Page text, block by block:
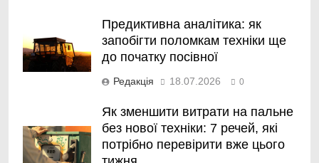
Предиктивна аналітика: як
запобігти поломкам техніки ще
до початку посівної
Редакція 18.07.2026 0
Як зменшити витрати на пальне
без нової техніки: 7 речей, які
потрібно перевірити вже цього